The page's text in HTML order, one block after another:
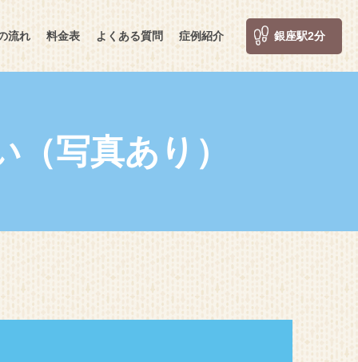
流れ 料金表 よくある質問 症例紹介 銀座駅2分
写真あり）